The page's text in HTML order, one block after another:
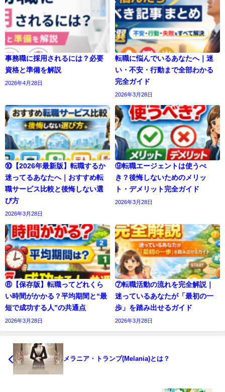
事務職に採用されるには？必要
資格と準備を解説
2026年4月28日
転職に悩んでいるあなたへ｜迷
い・不安・行動まで全部わかる
完全ガイド
2026年3月28日
⑩【2026年最新版】転職するか
迷ってるあなたへ｜おすすめ転
職サービス比較と後悔しない選
び方
2026年3月28日
⑨転職エージェントは使うべ
き？後悔しないためのメリッ
ト・デメリット完全ガイド
2026年3月28日
⑧【保存版】転職ってどれくら
い時間がかかる？平均期間と“最
短で成功する人”の共通点
2026年3月28日
⑦転職活動の流れを完全解説｜
迷っているあなたが「最初の一
歩」を踏み出せるガイド
2026年3月28日
メラニア・トランプ(Melania)とは？